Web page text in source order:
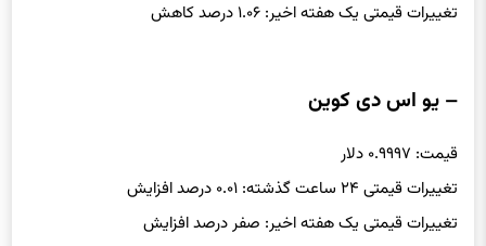
تغییرات قیمتی یک هفته اخیر: ۱.۰۶ درصد کاهش
– یو اس دی کوین
قیمت: ۰.۹۹۹۷ دلار
تغییرات قیمتی ۲۴ ساعت گذشته: ۰.۰۱ درصد افزایش
تغییرات قیمتی یک هفته اخیر: صفر درصد افزایش